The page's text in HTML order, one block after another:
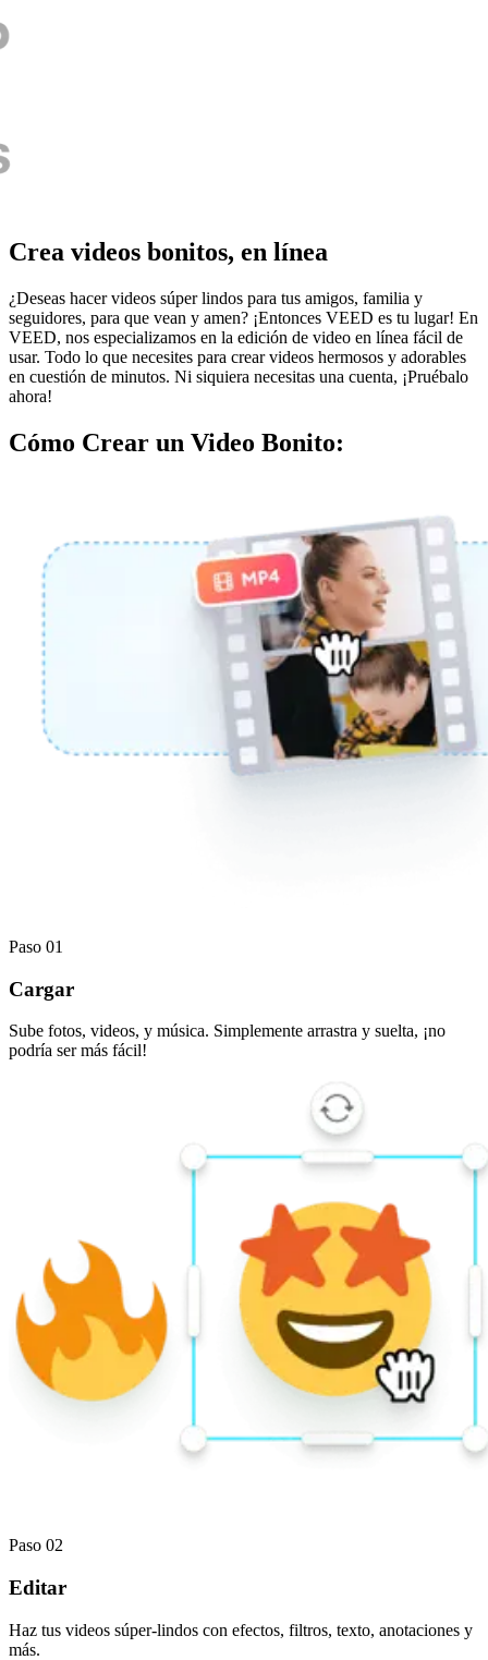
Crea videos bonitos, en línea
¿Deseas hacer videos súper lindos para tus amigos, familia y
seguidores, para que vean y amen? ¡Entonces VEED es tu lugar! En
VEED, nos especializamos en la edición de video en línea fácil de
usar. Todo lo que necesites para crear videos hermosos y adorables
en cuestión de minutos. Ni siquiera necesitas una cuenta, ¡Pruébalo
ahora!
Cómo Crear un Video Bonito:
Paso 01
Cargar
Sube fotos, videos, y música. Simplemente arrastra y suelta, ¡no
podría ser más fácil!
Paso 02
Editar
Haz tus videos súper-lindos con efectos, filtros, texto, anotaciones y
más.